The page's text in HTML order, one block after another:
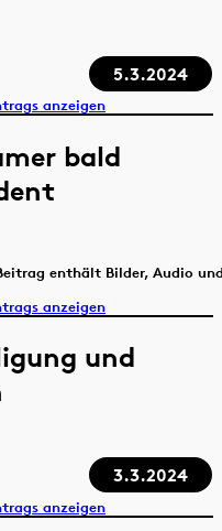
5.3.2024
anzeigen
bald
enthält Bilder, Audio
anzeigen
und
3.3.2024
anzeigen